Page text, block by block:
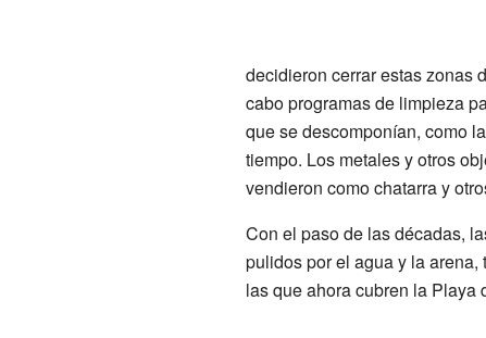
decidieron cerrar estas zonas
cabo programas de limpieza
que se descomponían, como
tiempo. Los metales y otros
vendieron como chatarra y
Con el paso de las décadas,
pulidos por el agua y la
las que ahora cubren la Playa